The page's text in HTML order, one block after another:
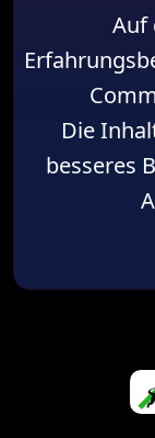
Auf
Die
besseres